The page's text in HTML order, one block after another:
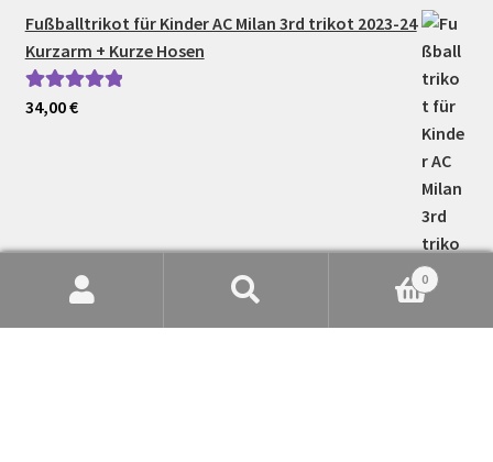
Fußballtrikot für Kinder AC Milan 3rd trikot 2023-24
Kurzarm + Kurze Hosen
Bewertet mit
34,00€
nach:
0